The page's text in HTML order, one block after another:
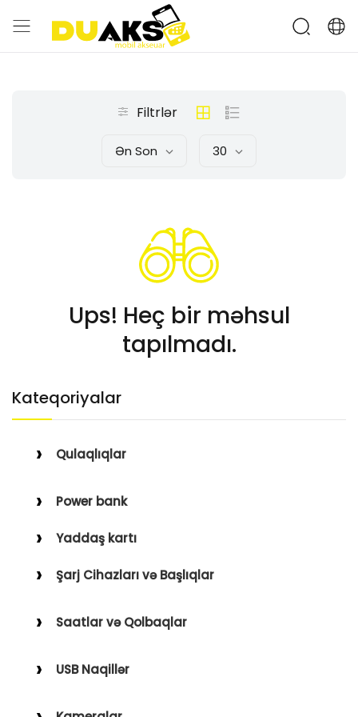
Kateqoriyalar
Qulaqlıqlar
Qulaqüstü
Power bank
Yaddaş kartı
Şarj Cihazları və Başlıqlar
Saatlar və Qolbaqlar
Saat Qolbaqları
USB Naqillər
Filtrlər
Ən Son 30
Ups! Heç bir məhsul
tapılmadı.